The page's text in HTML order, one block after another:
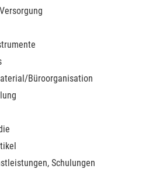
Büroorganisation
Schulungen